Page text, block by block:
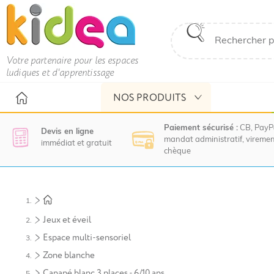
Votre partenaire pour les espaces
ludiques et d'apprentissage
NOS PRODUITS
Devis en ligne
immédiat et gratuit
Paiement sécurisé : CB,
mandat administratif,
chèque
invitons
contacter
le
service
commercial
Jeux et éveil
Espace multi-sensoriel
Zone blanche